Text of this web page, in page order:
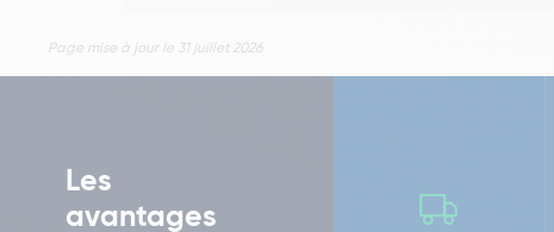
Page mise à jour le 31 juillet 2026
Les
avantages